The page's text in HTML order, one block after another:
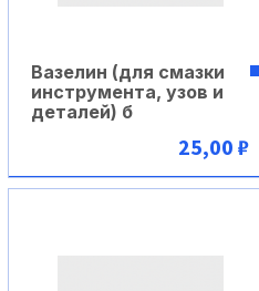
В корзину
Вазелин (для смазки
инструмента, узов и
деталей) б
25,00 ₽